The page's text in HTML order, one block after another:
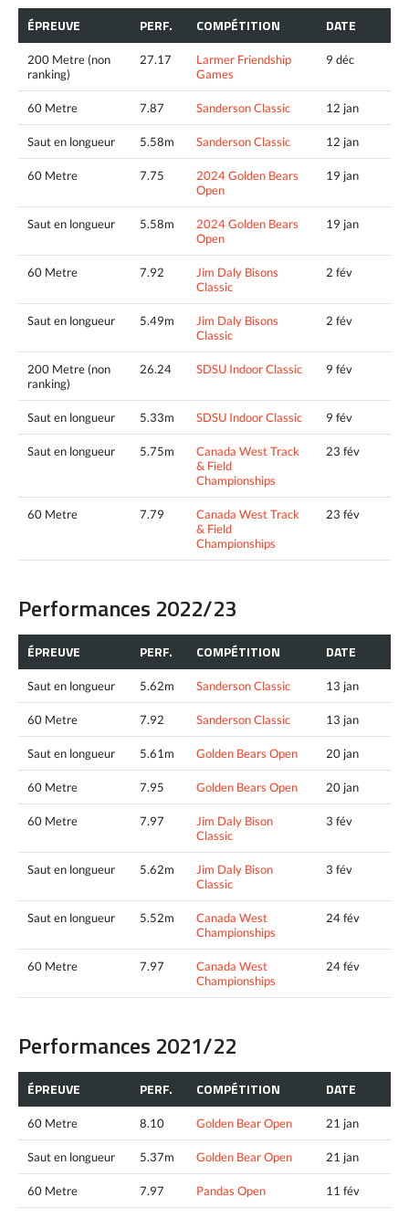
ÉPREUVE PERF. COMPÉTITION DATE
200 Metre (non
ranking)
27.17
Larmer Friendship
Games
9 déc
60 Metre 7.87 Sanderson Classic 12 jan
Saut en longueur 5.58m Sanderson Classic 12 jan
60 Metre 7.75
2024 Golden Bears
Open
19 jan
Saut en longueur 5.58m
2024 Golden Bears
Open
19 jan
60 Metre 7.92
Jim Daly Bisons
Classic
2 fév
Saut en longueur 5.49m
Jim Daly Bisons
Classic
2 fév
200 Metre (non
ranking)
26.24 SDSU Indoor Classic 9 fév
Saut en longueur 5.33m SDSU Indoor Classic 9 fév
Saut en longueur 5.75m
Canada West Track
& Field
Championships
23 fév
60 Metre 7.79
Canada West Track
& Field
Championships
23 fév
Performances 2022/23
ÉPREUVE PERF. COMPÉTITION DATE
Saut en longueur 5.62m Sanderson Classic 13 jan
60 Metre 7.92 Sanderson Classic 13 jan
Saut en longueur 5.61m Golden Bears Open 20 jan
60 Metre 7.95 Golden Bears Open 20 jan
60 Metre 7.97
Jim Daly Bison
Classic
3 fév
Saut en longueur 5.62m
Jim Daly Bison
Classic
3 fév
Saut en longueur 5.52m
Canada West
Championships
24 fév
60 Metre 7.97
Canada West
Championships
24 fév
Performances 2021/22
ÉPREUVE PERF. COMPÉTITION DATE
60 Metre 8.10 Golden Bear Open 21 jan
Saut en longueur 5.37m Golden Bear Open 21 jan
60 Metre 7.97 Pandas Open 11 fév